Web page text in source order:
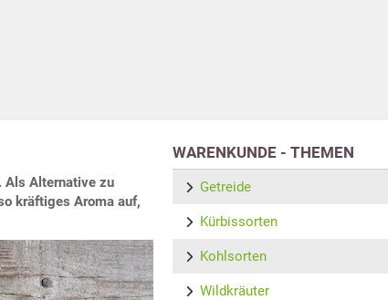
Als Alternative zu
kräftiges Aroma auf,
WARENKUNDE - THEMEN
Getreide
Kürbissorten
Kohlsorten
Wildkräuter